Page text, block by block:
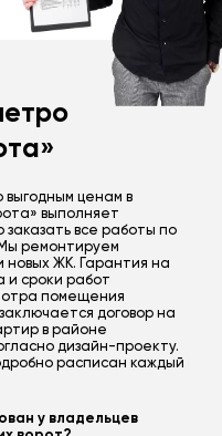
ценам в
выполняет
все работы по
ремонтируем
новых ЖК. Гарантия на
и сроки работ
помещения
договор на
в районе
дизайн-проекту.
расписан каждый
у владельцев